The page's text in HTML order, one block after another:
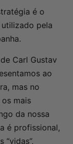
é o
pela
Carl Gustav
ao
mas no
mais
da nossa
é profissional,
“vidas”,